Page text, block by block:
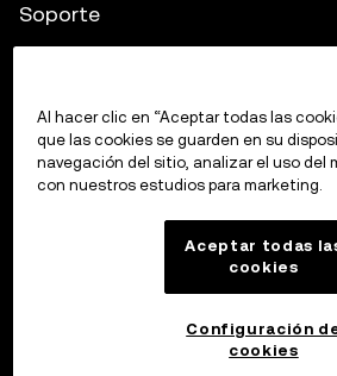
Soporte
Calculadora de criptomonedas
Al hacer clic en “Aceptar todas las
que las cookies se guarden en su
navegación del sitio, analizar el uso del
con nuestros estudios para marketing.
Aceptar todas
cookies
Configuración
cookies